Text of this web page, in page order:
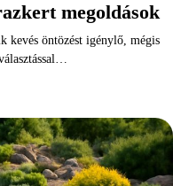
megoldások
kevés öntözést igénylő, mégis